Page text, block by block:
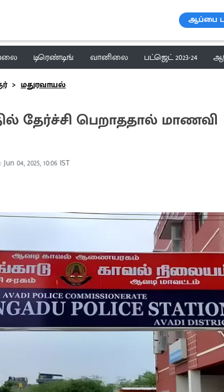
ஆப்பை
டிரெண்டிங் வானிலை பட்ஜெட் 2023-24
மதுரவாயல்
தேர்ச்சி பெறாததால் மாணவி
Jun 04, 2025, 10:06 IST